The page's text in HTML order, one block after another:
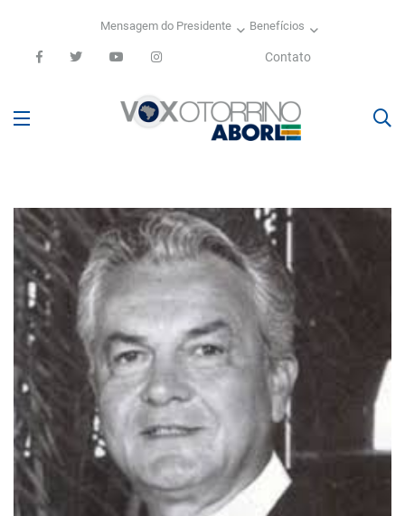
Mensagem do Presidente Benefícios
Contato